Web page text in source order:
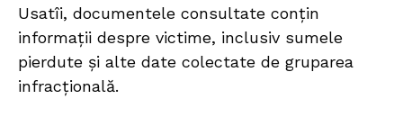
Usatîi, documentele consultate conțin
informații despre victime, inclusiv sumele
pierdute și alte date colectate de gruparea
infracțională.